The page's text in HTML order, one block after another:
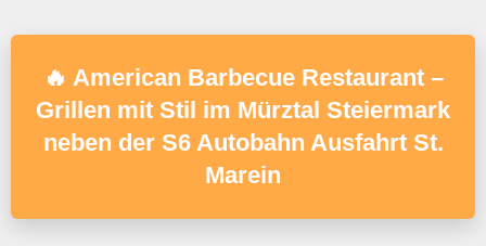
🔥 American Barbecue Restaurant –
Grillen mit Stil im Mürztal Steiermark
neben der S6 Autobahn Ausfahrt St.
Marein